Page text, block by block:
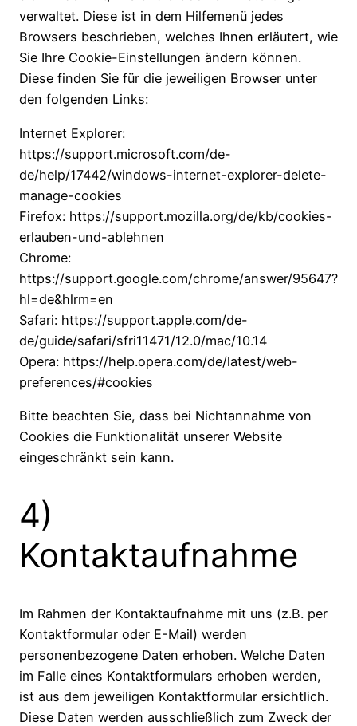
verwaltet. Diese ist in dem Hilfemenü jedes
Browsers beschrieben, welches Ihnen erläutert, wie
Sie Ihre Cookie-Einstellungen ändern können.
Diese finden Sie für die jeweiligen Browser unter
den folgenden Links:
Internet Explorer:
https://support.microsoft.com/de-
de/help/17442/windows-internet-explorer-delete-
manage-cookies
Firefox: https://support.mozilla.org/de/kb/cookies-
erlauben-und-ablehnen
Chrome:
https://support.google.com/chrome/answer/95647?
hl=de&hlrm=en
Safari: https://support.apple.com/de-
de/guide/safari/sfri11471/12.0/mac/10.14
Opera: https://help.opera.com/de/latest/web-
preferences/#cookies
Bitte beachten Sie, dass bei Nichtannahme von
Cookies die Funktionalität unserer Website
eingeschränkt sein kann.
4)
Kontaktaufnahme
Im Rahmen der Kontaktaufnahme mit uns (z.B. per
Kontaktformular oder E-Mail) werden
personenbezogene Daten erhoben. Welche Daten
im Falle eines Kontaktformulars erhoben werden,
ist aus dem jeweiligen Kontaktformular ersichtlich.
Diese Daten werden ausschließlich zum Zweck der